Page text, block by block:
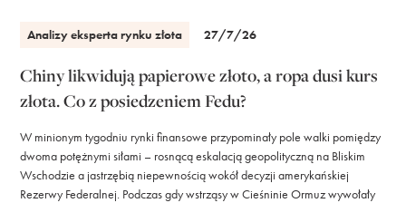
Analizy eksperta rynku złota 27/7/26
Chiny likwidują papierowe złoto, a ropa dusi kurs
złota. Co z posiedzeniem Fedu?
W minionym tygodniu rynki finansowe przypominały pole walki pomiędzy
dwoma potężnymi siłami – rosnącą eskalacją geopolityczną na Bliskim
Wschodzie a jastrzębią niepewnością wokół decyzji amerykańskiej
Rezerwy Federalnej. Podczas gdy wstrząsy w Cieśninie Ormuz wywołały